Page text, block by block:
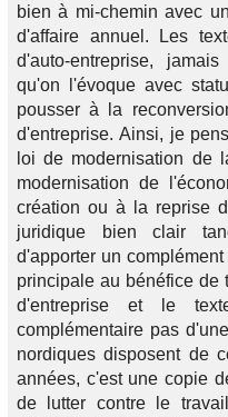
bien à mi-chemin avec
d'affaire annuel. Les
d'auto-entreprise,
qu'on l'évoque avec
pousser à la
d'entreprise. Ainsi, je
loi de modernisation de
modernisation de
création ou à la reprise
juridique bien clair
d'apporter un
principale au bénéfice de
d'entreprise et le
complémentaire pas
nordiques disposent de
années, c'est une copie
de lutter contre le